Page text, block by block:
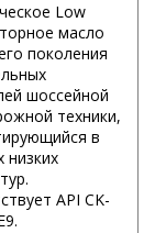
Low
масло
поколения
шоссейной
техники,
в
низких
API CK-